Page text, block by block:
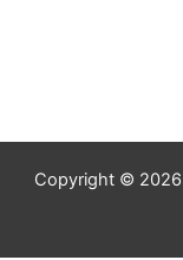
Copyright ©